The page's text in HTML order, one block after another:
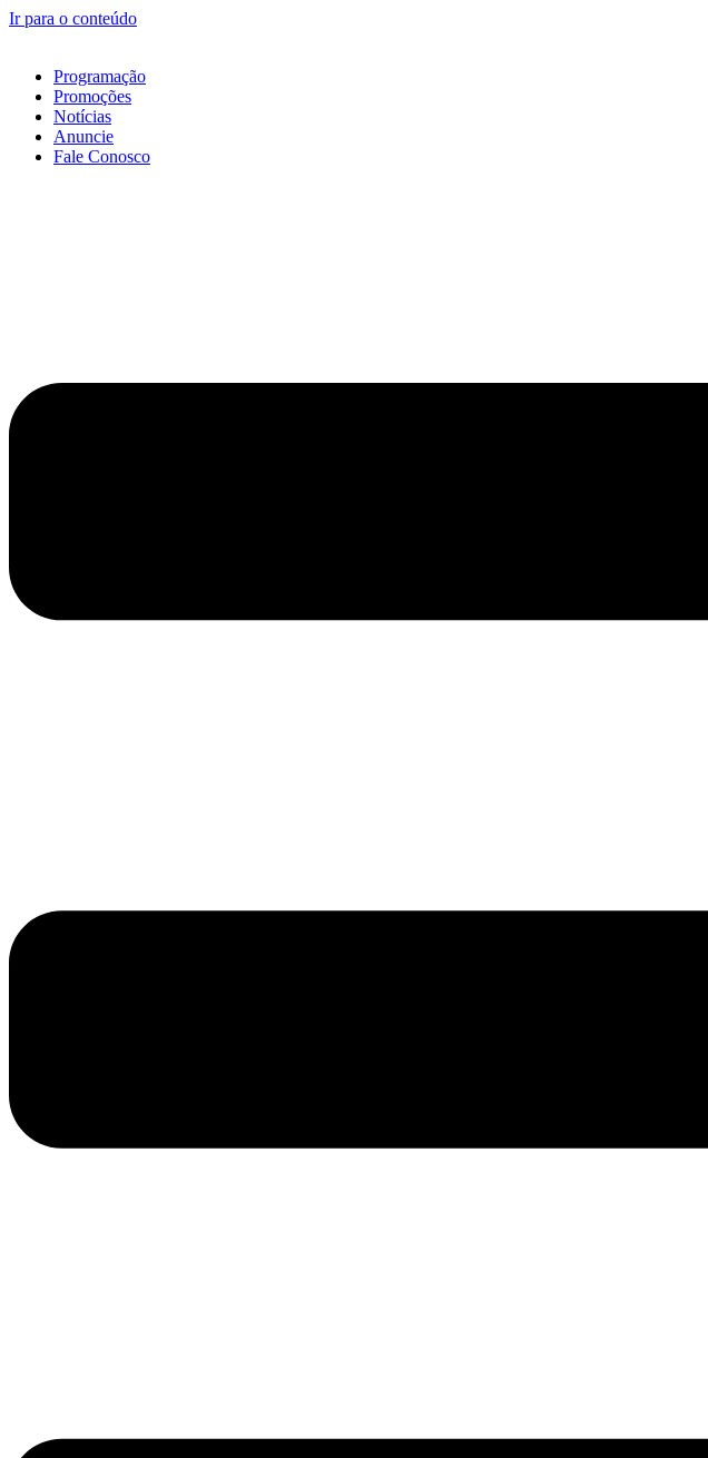
Ir para o conteúdo
Programação
Promoções
Notícias
Anuncie
Fale Conosco